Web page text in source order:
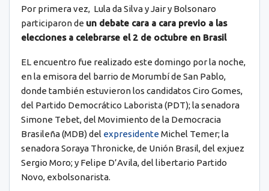
Por primera vez, Lula da Silva y Jair y Bolsonaro
participaron de un debate cara a cara previo a las
elecciones a celebrarse el 2 de octubre en Brasil
EL encuentro fue realizado este domingo por la noche,
en la emisora del barrio de Morumbí de San Pablo,
donde también estuvieron los candidatos Ciro Gomes,
del Partido Democrático Laborista (PDT); la senadora
Simone Tebet, del Movimiento de la Democracia
Brasileña (MDB) del expresidenteMichel Temer; la
senadora Soraya Thronicke, de Unión Brasil, del exjuez
Sergio Moro; y Felipe D’Avila, del libertario Partido
Novo, exbolsonarista.